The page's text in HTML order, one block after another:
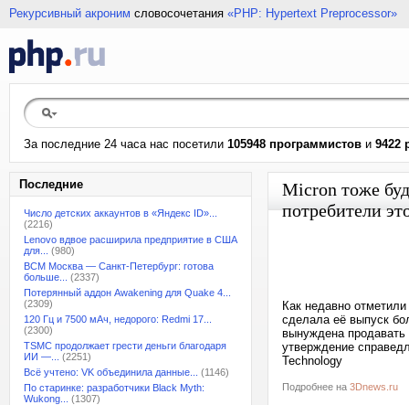
Рекурсивный акроним словосочетания «PHP: Hypertext Preprocessor»
За последние 24 часа нас посетили 105948 программистов и 9422
Последние
Число детских аккаунтов в «Яндекс ID»...
(2216)
Lenovo вдвое расширила предприятие в США
для...
(980)
ВСМ Москва — Санкт-Петербург: готова
больше...
(2337)
Потерянный аддон Awakening для Quake 4...
(2309)
120 Гц и 7500 мАч, недорого: Redmi 17...
(2300)
TSMC продолжает грести деньги благодаря
ИИ —...
(2251)
Всё учтено: VK объединила данные...
(1146)
По старинке: разработчики Black Myth:
Wukong...
(1307)
Micron тоже
потребители
Как недавно
сделала её выпуск
вынуждена
утверждение
Technology
Подробнее на 3Dnews.ru